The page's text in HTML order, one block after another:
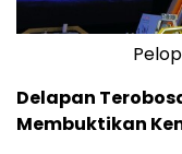
Delapan
Membuktikan